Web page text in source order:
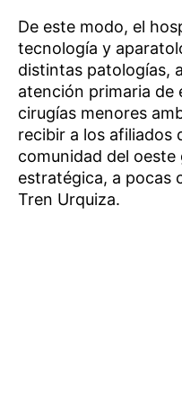
De este modo, el
tecnología y
distintas patologías,
atención primaria de
cirugías menores
recibir a los afiliados
comunidad del oeste
estratégica, a pocas
Tren Urquiza.